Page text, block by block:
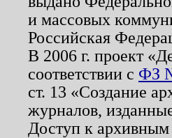
и массовых
Российская
В 2006 г. проект
соответствии с ФЗ
ст. 13 «Создание
журналов,
Доступ к архивным